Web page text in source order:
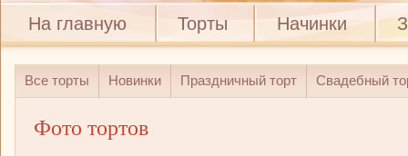
На главную Торты Начинки
Все торты Новинки Праздничный торт Свадебный
Фото тортов